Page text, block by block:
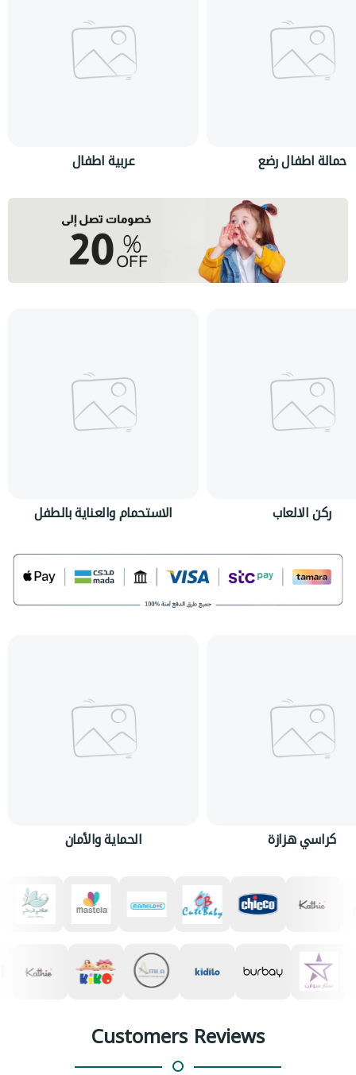
عربية اطفال حمالة اطفال رضع
الاستحمام والعناية بالطفل ركن الالعاب
الحماية والأمان كراسي هزازة
Customers Reviews